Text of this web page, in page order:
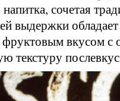
сочетая
выдержки
вкусом с
текстуру